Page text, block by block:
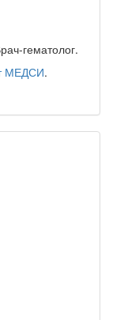
гематолог.
МЕДСИ.